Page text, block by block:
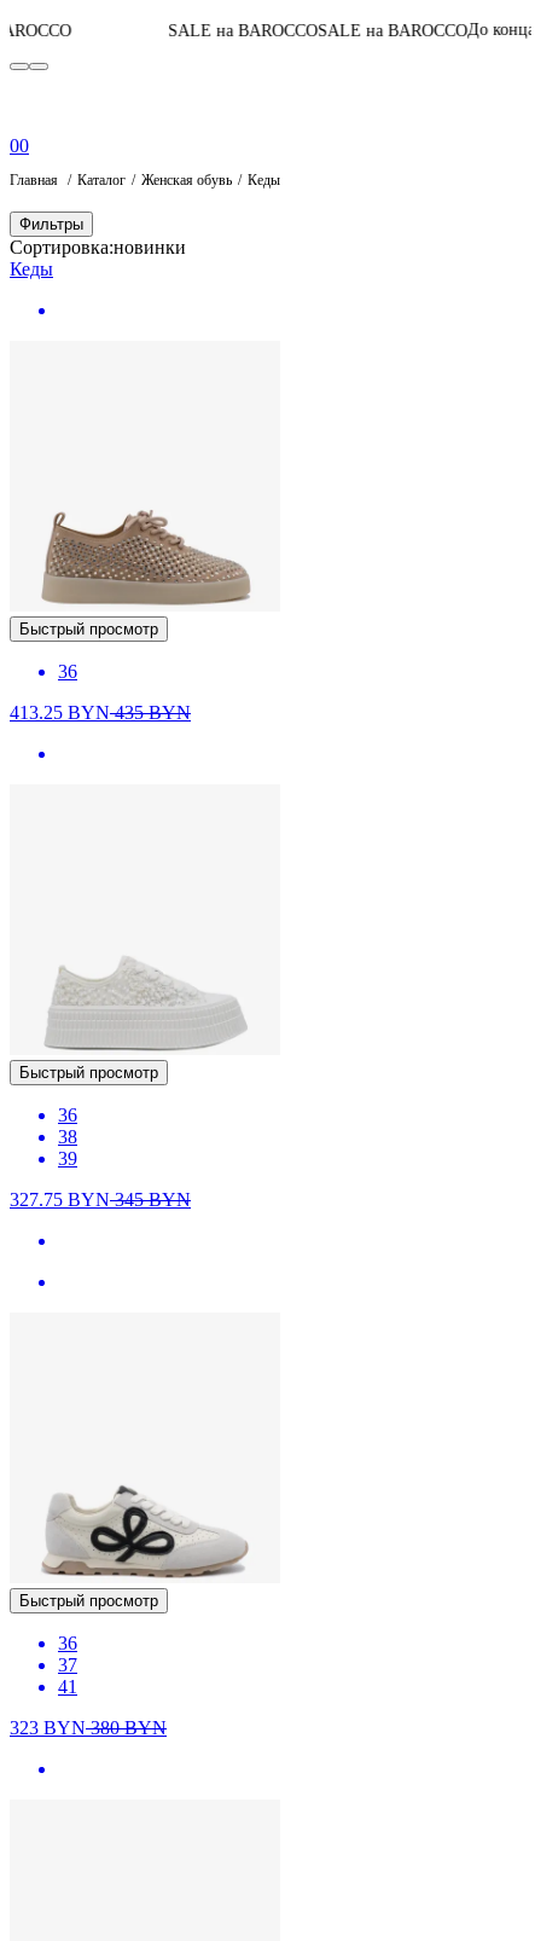
SALE на BAROCCOSALE на BAROCCOДо конца акции07:12:
00
Главная Каталог Женская обувь Кеды
Фильтры
Сортировка:новинки
Кеды
Быстрый просмотр
36
413.25 BYN435BYN
Быстрый просмотр
36
38
39
327.75 BYN345BYN
Быстрый просмотр
36
37
41
323 BYN380BYN